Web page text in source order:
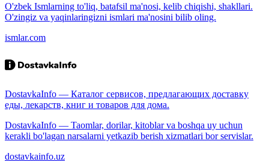
O'zbek Ismlarning to'liq, batafsil ma'nosi, kelib chiqishi, shakllari.
O'zingiz va yaqinlaringizni ismlari ma'nosini bilib oling.
ismlar.com
DostavkaInfo — Каталог сервисов, предлагающих доставку
еды, лекарств, книг и товаров для дома.
DostavkaInfo — Taomlar, dorilar, kitoblar va boshqa uy uchun
kerakli bo'lagan narsalarni yetkazib berish xizmatlari bor servislar.
dostavkainfo.uz